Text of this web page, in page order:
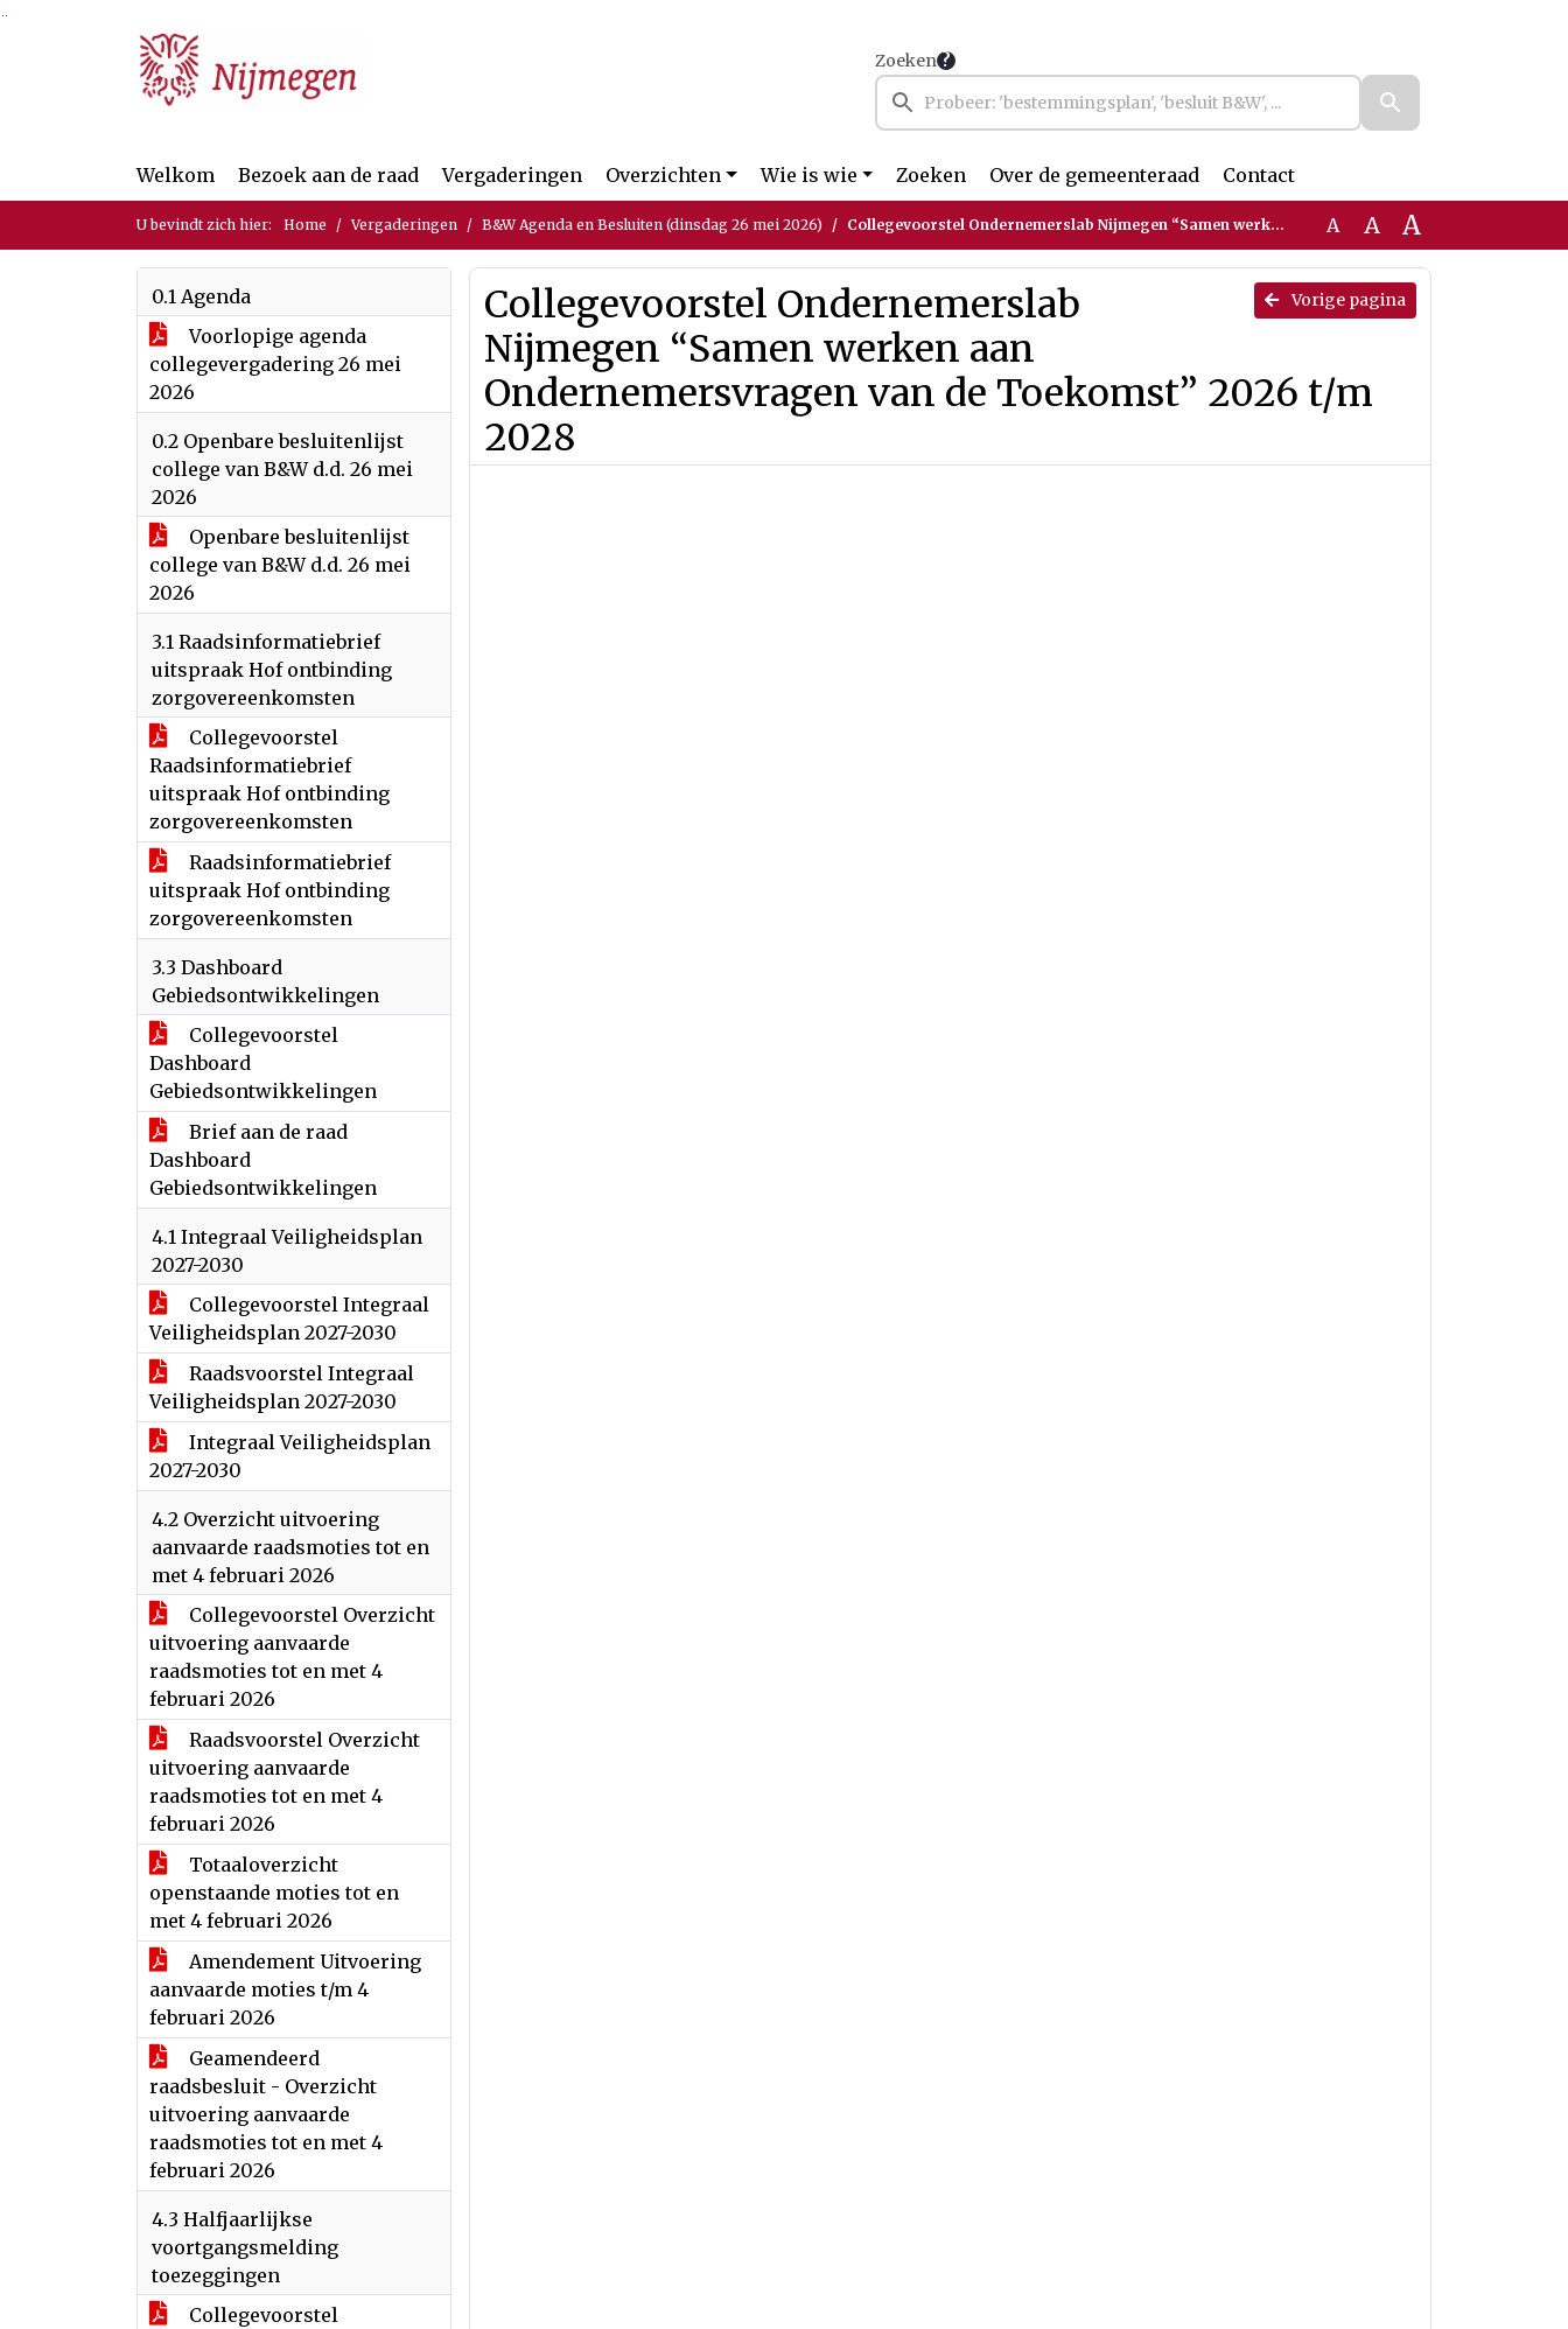
Ga naar de inhoud van deze pagina
Ga naar het zoeken
Ga naar het menu
Zoeken
Welkom Bezoek aan de raad Vergaderingen Overzichten Wie is wie Zoeken Over de gemeenteraad Contact
U bevindt zich hier: Home Vergaderingen B&W Agenda en Besluiten (dinsdag 26 mei 2026) Collegevoorstel Ondernemerslab Nijmegen “Samen werken aan Ondernemersvragen van de Toekomst” 2026 t/m 2028 A A A
0.1 Agenda
Voorlopige agenda
collegevergadering 26 mei
2026
0.2 Openbare besluitenlijst
college van B&W d.d. 26 mei
2026
Openbare besluitenlijst
college van B&W d.d. 26 mei
2026
3.1 Raadsinformatiebrief
uitspraak Hof ontbinding
zorgovereenkomsten
Collegevoorstel
Raadsinformatiebrief
uitspraak Hof ontbinding
zorgovereenkomsten
Raadsinformatiebrief
uitspraak Hof ontbinding
zorgovereenkomsten
3.3 Dashboard
Gebiedsontwikkelingen
Collegevoorstel
Dashboard
Gebiedsontwikkelingen
Brief aan de raad
Dashboard
Gebiedsontwikkelingen
4.1 Integraal Veiligheidsplan
2027-2030
Collegevoorstel Integraal
Veiligheidsplan 2027-2030
Raadsvoorstel Integraal
Veiligheidsplan 2027-2030
Integraal Veiligheidsplan
2027-2030
4.2 Overzicht uitvoering
aanvaarde raadsmoties tot en
met 4 februari 2026
Collegevoorstel Overzicht
uitvoering aanvaarde
raadsmoties tot en met 4
februari 2026
Raadsvoorstel Overzicht
uitvoering aanvaarde
raadsmoties tot en met 4
februari 2026
Totaaloverzicht
openstaande moties tot en
met 4 februari 2026
Amendement Uitvoering
aanvaarde moties t/m 4
februari 2026
Geamendeerd
raadsbesluit - Overzicht
uitvoering aanvaarde
raadsmoties tot en met 4
februari 2026
4.3 Halfjaarlijkse
voortgangsmelding
toezeggingen
Collegevoorstel
Vorige pagina
Collegevoorstel Ondernemerslab
Nijmegen “Samen werken aan
Ondernemersvragen van de Toekomst” 2026 t/m
2028